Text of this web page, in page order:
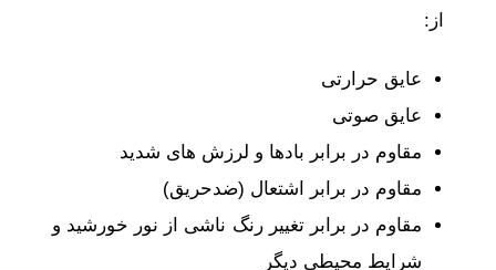
از:
عایق حرارتی
عایق صوتی
مقاوم در برابر بادها و لرزش ‌های شدید
مقاوم در برابر اشتعال (ضدحریق)
مقاوم در برابر تغییر رنگ ناشی از نور خورشید و
شرایط محیطی دیگر